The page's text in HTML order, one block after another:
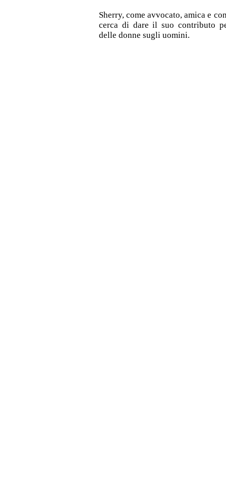
Sherry, come avvocato, amica e
cerca di dare il suo contributo
delle donne sugli uomini.